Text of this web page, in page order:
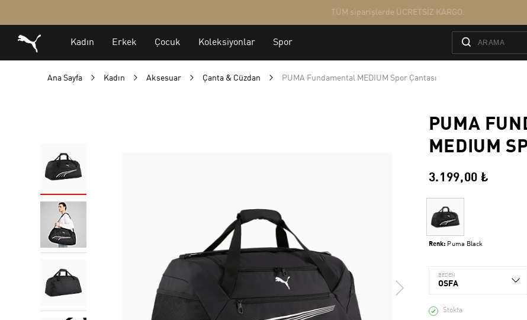
Ana Sayfa Kadın Aksesuar Çanta & Cüzdan PUMA Fundamental MEDIUM Spor Çantası
PUMA
MEDIUM
3.199,00 ₺
Renk: Puma Black
BEDEN
OSFA
Stokta